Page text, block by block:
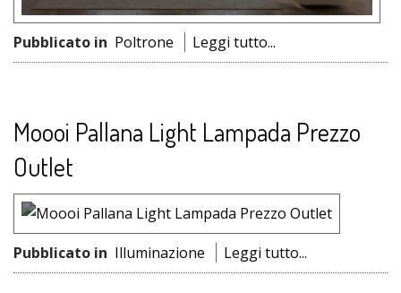
Pubblicato in Poltrone Leggi tutto...
Moooi Pallana Light Lampada Prezzo
Outlet
Pubblicato in Illuminazione Leggi tutto...